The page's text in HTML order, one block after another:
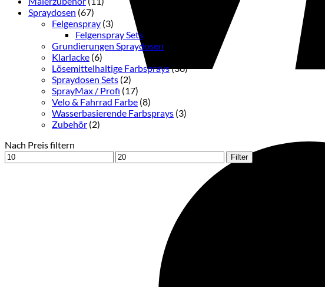
Spraydosen (67)
Felgenspray (3)
Felgenspray Sets
Grundierungen Spraydosen
Klarlacke (6)
Lösemittelhaltige Farbsprays(36)
Spraydosen Sets (2)
SprayMax / Profi (17)
Velo & Fahrrad Farbe (8)
Wasserbasierende Farbsprays (3)
Zubehör (2)
Nach Preis filtern
Min.
Preis
Max.
Preis
Filter